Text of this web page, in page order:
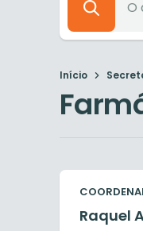
Início
Raquel